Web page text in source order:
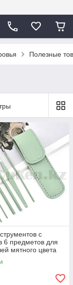
Полезные
с
6 предметов для
мятного цвета